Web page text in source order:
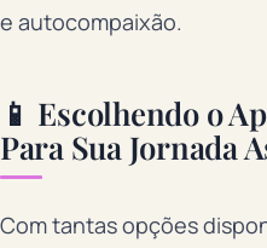
e autocompaixão.
📱 Escolhendo o
Para Sua Jornada
Com tantas opções